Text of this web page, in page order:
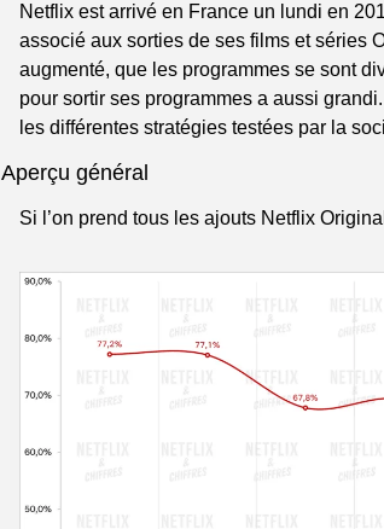
Netflix est arrivé en France un lundi en
associé aux sorties de ses films et séries
augmenté, que les programmes se sont
pour sortir ses programmes a aussi
les différentes stratégies testées par la
Aperçu général
Si l’on prend tous les ajouts Netflix